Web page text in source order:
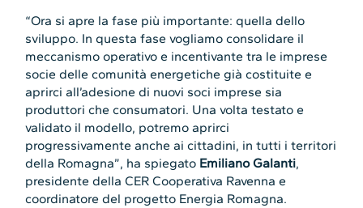
“Ora si apre la fase più importante: quella dello
sviluppo. In questa fase vogliamo consolidare il
meccanismo operativo e incentivante tra le imprese
socie delle comunità energetiche già costituite e
aprirci all’adesione di nuovi soci imprese sia
produttori che consumatori. Una volta testato e
validato il modello, potremo aprirci
progressivamente anche ai cittadini, in tutti i territori
della Romagna”, ha spiegato Emiliano Galanti,
presidente della CER Cooperativa Ravenna e
coordinatore del progetto Energia Romagna.